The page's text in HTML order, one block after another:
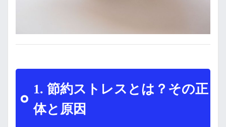
1. 節約ストレスとは？その正
体と原因